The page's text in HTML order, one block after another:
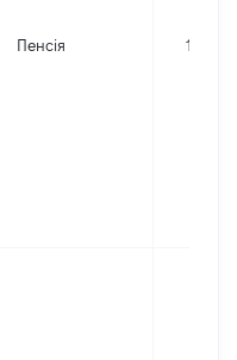
Пенсія 15600